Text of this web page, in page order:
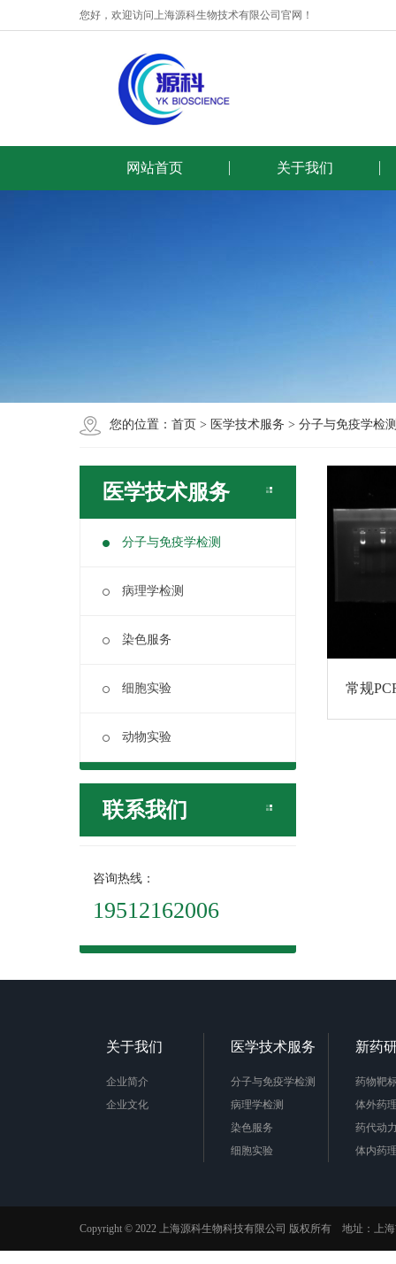
您好，欢迎访问上海源科生物技术有限公司官网！
网站首页 关于我们
您的位置： 首页 > 医学技术服务 > 分子与免疫学检
医学技术服务
分子与免疫学检测
病理学检测
染色服务
细胞实验
动物实验
联系我们
咨询热线：
19512162006
常规
关于我们
企业简介
企业文化
医学技术服务
分子与免疫学检测
病理学检测
染色服务
细胞实验
新药
药物靶
体外药
药代动
体内药
Copyright © 2022 上海源科生物科技有限公司 版权所有 地址：上